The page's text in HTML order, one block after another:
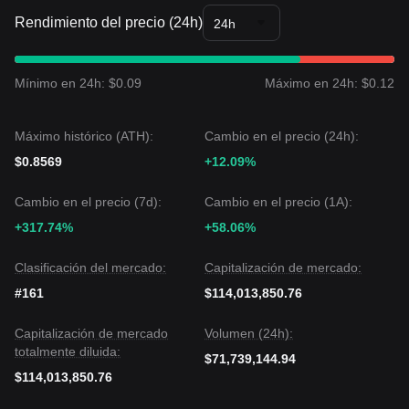
más del 300%. El sentimiento del mercado es, en general,
Alcista pero Prudentedebido a la alta
volatilidad.Actualmente, SKYAI cotiza entre los niveles de
soporte$0.073y la resistencia$0.110.
Si SKYAI rompe$0.110
, el siguiente objetivo de precio
precio podría ser$0.062
Consenso del Mercado
experimentar volatilidad a corto plazo o toma de ganancias
después de su reciente impulso, la tendencia a mediano
plazo se mantiene
siempre que siga por encima del
Rendimiento del precio (24h) 24h
Mínimo en 24h: $0.09 Máximo en 24h: $0.12
Máximo histórico (ATH):
$0.8569
Cambio en el precio (24h):
+12.09%
Cambio en el precio (7d):
+317.74%
Cambio en el precio (1A):
+58.06%
Clasificación del mercado:
#161
Capitalización de mercado:
$114,013,850.76
Capitalización de mercado
totalmente diluida:
$114,013,850.76
Volumen (24h):
$71,739,144.94